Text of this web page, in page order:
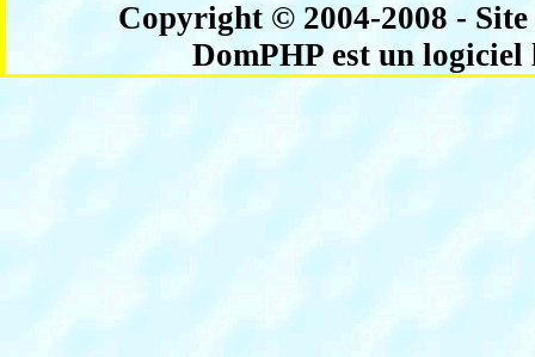
Copyright © 2004-2008 -
DomPHP est un